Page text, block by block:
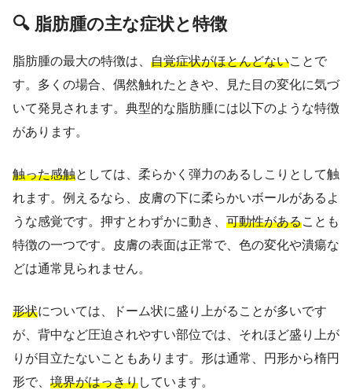
🔍 脂肪腫の主な症状と特徴
脂肪腫の最大の特徴は、 自覚症状がほとんどないことで
す。多くの場合、偶然触れたときや、見た目の変化に気づ
いて発見されます。典型的な脂肪腫には以下のような特徴
があります。
触った感触としては、柔らかく弾力のあるしこりとして触
れます。例えるなら、皮膚の下に柔らかいボールがあるよ
うな感覚です。押すとわずかに動き、 可動性があることも
特徴の一つです。皮膚の表面は正常で、色の変化や潰瘍な
どは通常見られません。
形状については、ドーム状に盛り上がることが多いです
が、背中など圧迫されやすい部位では、それほど盛り上が
りが目立たないこともあります。形は通常、円形から楕円
形で、 境界がはっきりしています。